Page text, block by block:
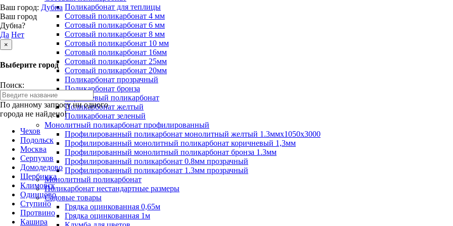
Ваш город: Дубна
Ваш город
Дубна?
Да Нет
×
Выберите город
Поиск:
По данному запросу ни одного
города не найдено!
Чехов
Подольск
Москва
Серпухов
Домодедово
Щербинка
Климовск
Одинцово
Ступино
Протвино
Кашира
Поликарбонат для теплицы
Сотовый поликарбонат 4 мм
Сотовый поликарбонат 6 мм
Сотовый поликарбонат 8 мм
Сотовый поликарбонат 10 мм
Сотовый поликарбонат 16мм
Сотовый поликарбонат 25мм
Сотовый поликарбонат 20мм
Поликарбонат прозрачный
Поликарбонат бронза
Коричневый поликарбонат
Поликарбонат желтый
Поликарбонат зеленый
Монолитный поликарбонат профилированный
Профилированный поликарбонат монолитный желтый 1.3ммх1050х3000
Профилированный монолитный поликарбонат коричневый 1,3мм
Профилированный монолитный поликарбонат бронза 1.3мм
Профилированный поликарбонат 0.8мм прозрачный
Профилированный поликарбонат 1.3мм прозрачный
Монолитный поликарбонат
Поликарбонат нестандартные размеры
Садовые товары
Грядка оцинкованная 0,65м
Грядка оцинкованная 1м